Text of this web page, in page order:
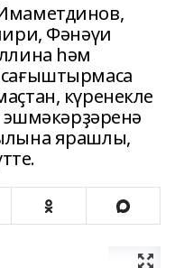
Фәнәүи
һәм
күренекле
эшмәкәрҙәренә
ярашлы,